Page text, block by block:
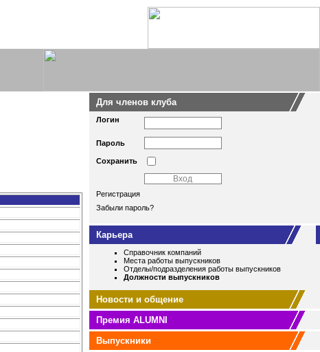
Для членов клуба
Логин
Пароль
Сохранить
Регистрация
Забыли пароль?
Карьера
Справочник компаний
Места работы выпускников
Отделы/подразделения работы выпускников
Должности выпускников
Новости и общение
Премия ALUMNI
Выпускники